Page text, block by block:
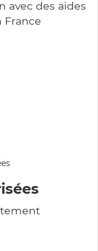
avec des aides
France